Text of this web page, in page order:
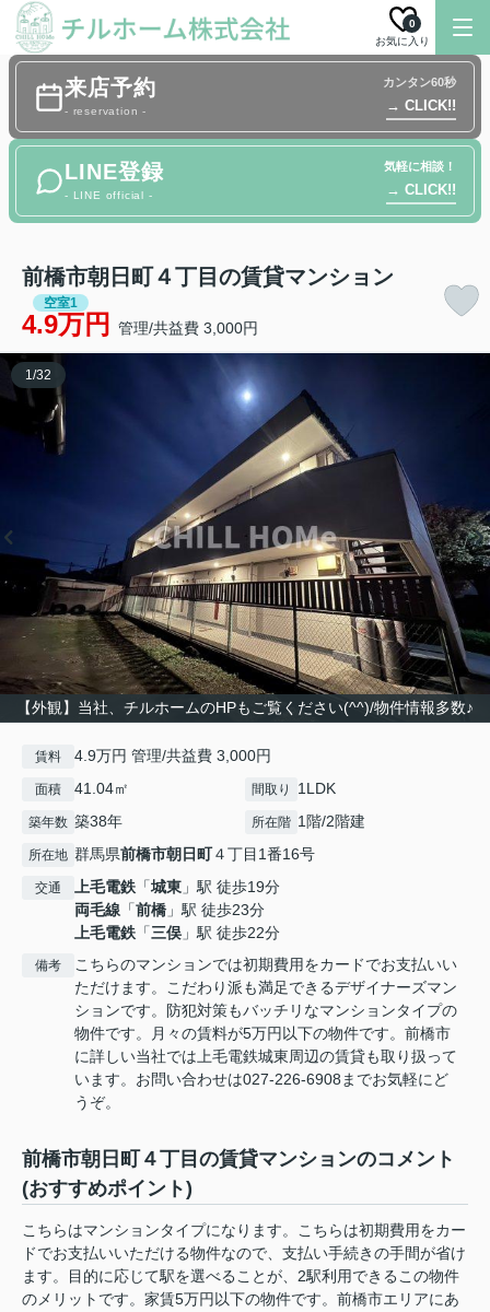
お気に入り
0
来店予約
- reservation -
カンタン60秒
→ CLICK!!
LINE登録
- LINE official -
気軽に相談！
→ CLICK!!
前橋市朝日町４丁目の賃貸マンション
空室1
4.9万円 管理/共益費 3,000円
【外観】当社、チルホームのHPもご覧ください(^^)/物件情報多数♪
1/32
賃料 4.9万円 管理/共益費 3,000円
面積 41.04㎡ 間取り 1LDK
築年数 築38年 所在階 1階/2階建
所在地 群馬県前橋市朝日町４丁目1番16号
交通 上毛電鉄 「城東 」駅 徒歩19分
両毛線 「前橋 」駅 徒歩23分
上毛電鉄 「三俣 」駅 徒歩22分
備考
こちらのマンションでは初期費用をカードでお支払いい
ただけます。こだわり派も満足できるデザイナーズマン
ションです。防犯対策もバッチリなマンションタイプの
物件です。月々の賃料が5万円以下の物件です。前橋市
に詳しい当社では上毛電鉄城東周辺の賃貸も取り扱って
います。お問い合わせは027-226-6908までお気軽にど
うぞ。
前橋市朝日町４丁目の賃貸マンションのコメント
(おすすめポイント)
こちらはマンションタイプになります。こちらは初期費用をカー
ドでお支払いいただける物件なので、支払い手続きの手間が省け
ます。目的に応じて駅を選べることが、2駅利用できるこの物件
のメリットです。家賃5万円以下の物件です。前橋市エリアにあ